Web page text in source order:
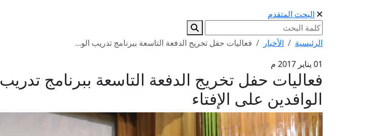
البحث المتقدم
الرئيسية الأخبار
فعاليات حفل تخريج الدفعة التاسعة ببرنامج تدريب الو...
01 يناير 2017 م
فعاليات حفل تخريج الدفعة التاسعة ببرنامج تدريب
الوافدين على الإفتاء